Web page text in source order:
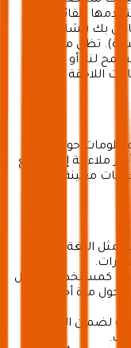
تلقائيًا عند
بك (يشار إليها
تظل ملفات
لنا، أو لشركائنا
اللاحقة (ملفات
حول
ملاءمة إلى مواقع
معينة على
اللغة والعملة
بك كمستخدم مسجل
مرة أخرى عند
لضمان الانتقال